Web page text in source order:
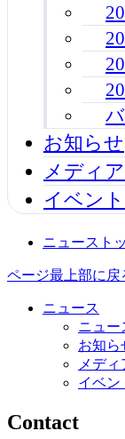
お知らせ
メディ
イベン
ニュースト
ページ最上部に戻
ニュース
ニュー
お知ら
メデ
イベン
Contact